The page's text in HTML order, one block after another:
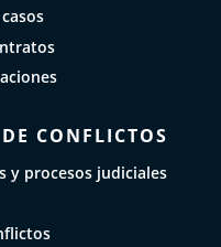
CONFLICTOS
y procesos judiciales